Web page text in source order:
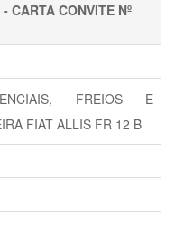
CARTA CONVITE Nº
FREIOS E
FIAT ALLIS FR 12 B